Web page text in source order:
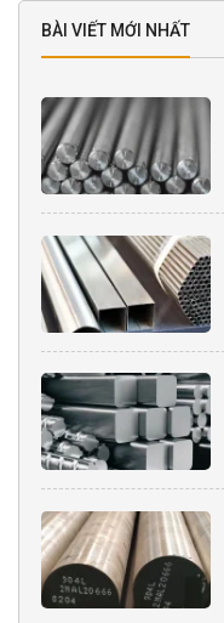
BÀI VIẾT MỚI NHẤT